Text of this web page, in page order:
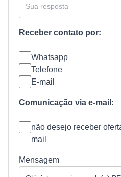
Receber contato por:
Whatsapp
Telefone
E-mail
Comunicação via e-mail:
não desejo receber
mail
Mensagem